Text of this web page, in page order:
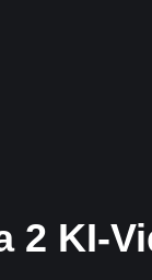
2 KI-